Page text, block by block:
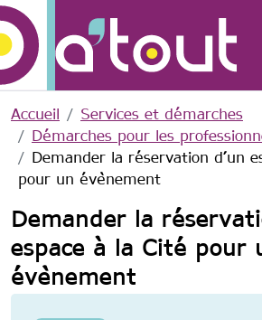
Accueil
Services et démarches
Démarches pour les
Demander la réservation d’un
pour un évènement
Demander la
espace à la Cité pour
évènement